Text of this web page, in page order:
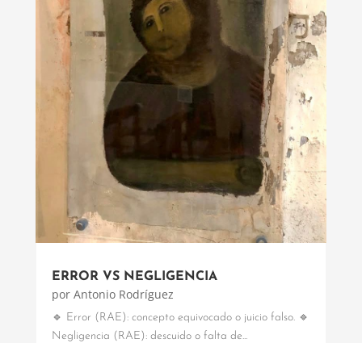
ERROR VS NEGLIGENCIA
por Antonio Rodríguez
🔹 Error (RAE): concepto equivocado o juicio falso. 🔹
Negligencia (RAE): descuido o falta de...